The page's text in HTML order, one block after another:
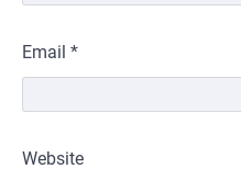
Email *
Website